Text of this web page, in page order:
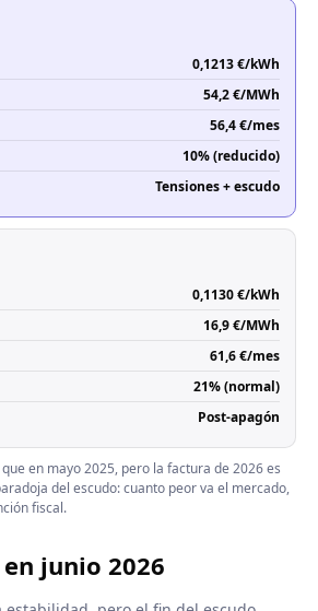
0,1213 €/kWh
54,2 €/MWh
56,4 €/mes
10% (reducido)
Tensiones + escudo
0,1130 €/kWh
16,9 €/MWh
61,6 €/mes
21% (normal)
Post-apagón
que en mayo 2025, pero la factura de 2026 es
del escudo: cuanto peor va el mercado,
fiscal.
junio 2026